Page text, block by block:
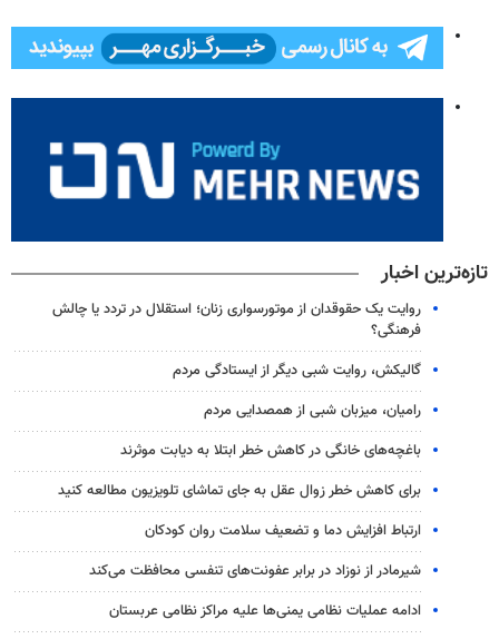
تازه‌ترین اخبار
روایت یک حقوقدان از موتورسواری زنان؛ استقلال در تردد یا چالش
فرهنگی؟
گالیکش، روایت شبی دیگر از ایستادگی مردم
رامیان، میزبان شبی از همصدایی مردم
باغچه‌های خانگی در کاهش خطر ابتلا به دیابت موثرند
برای کاهش خطر زوال عقل به جای تماشای تلویزیون مطالعه کنید
ارتباط افزایش دما و تضعیف سلامت روان کودکان
شیرمادر از نوزاد در برابر عفونت‌های تنفسی محافظت می‌کند
ادامه عملیات نظامی یمنی‌ها علیه مراکز نظامی عربستان